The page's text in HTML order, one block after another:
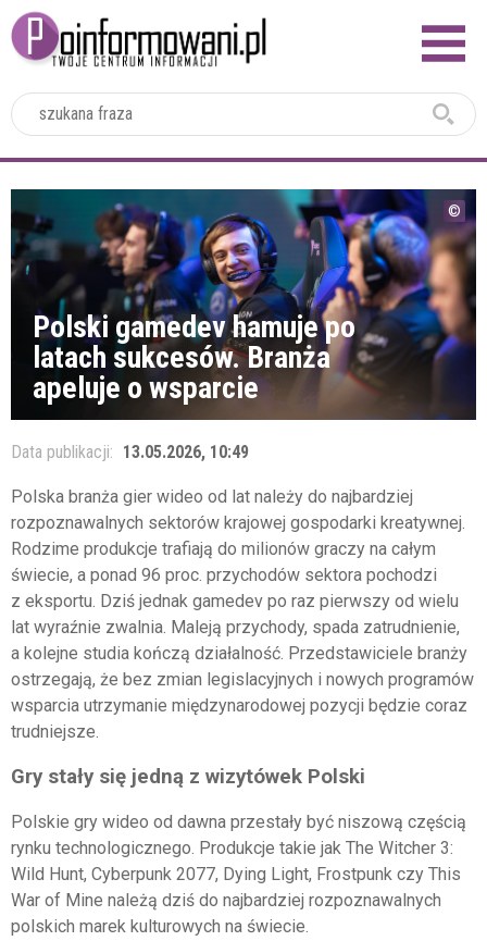
Polski gamedev hamuje po
latach sukcesów. Branża
apeluje o wsparcie
Data publikacji: 13.05.2026, 10:49
Polska branża gier wideo od lat należy do najbardziej
rozpoznawalnych sektorów krajowej gospodarki kreatywnej.
Rodzime produkcje trafiają do milionów graczy na całym
świecie, a ponad 96 proc. przychodów sektora pochodzi
z eksportu. Dziś jednak gamedev po raz pierwszy od wielu
lat wyraźnie zwalnia. Maleją przychody, spada zatrudnienie,
a kolejne studia kończą działalność. Przedstawiciele branży
ostrzegają, że bez zmian legislacyjnych i nowych programów
wsparcia utrzymanie międzynarodowej pozycji będzie coraz
trudniejsze.
Gry stały się jedną z wizytówek Polski
Polskie gry wideo od dawna przestały być niszową częścią
rynku technologicznego. Produkcje takie jak The Witcher 3:
Wild Hunt, Cyberpunk 2077, Dying Light, Frostpunk czy This
War of Mine należą dziś do najbardziej rozpoznawalnych
polskich marek kulturowych na świecie.